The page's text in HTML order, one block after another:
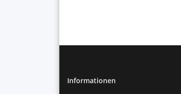
Informationen